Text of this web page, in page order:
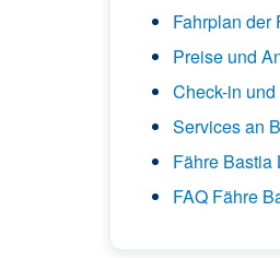
Fahrplan der
Preise und
Check-in
Services an
Fähre Bastia
FAQ Fähre